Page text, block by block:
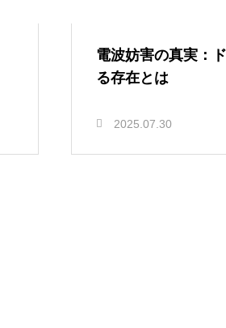
電波妨害の真実：
る存在とは
2025.07.30